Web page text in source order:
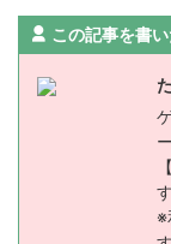
この記事を書い
※